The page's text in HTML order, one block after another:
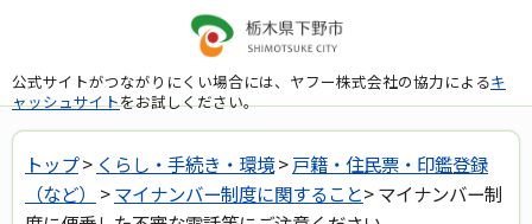
公式サイトがつながりにくい場合には、ヤフー株式会社の協力によるキ
ャッシュサイトをお試しください。
トップ> くらし・手続き・環境>戸籍・住民票・印鑑登録
（など）
>マイナンバー制度に関すること> マイナンバー制